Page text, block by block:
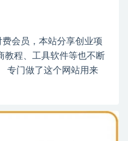
会员，本站分享创业项
教程、工具软件等也不断
专门做了这个网站用来